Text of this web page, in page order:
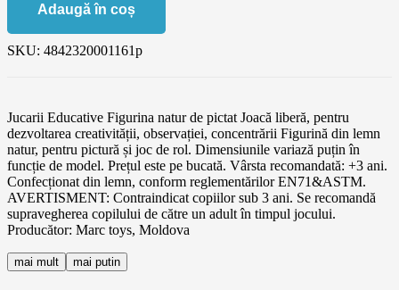
Adaugă în coș
SKU: 4842320001161p
Jucarii Educative Figurina natur de pictat Joacă liberă, pentru
dezvoltarea creativității, observației, concentrării Figurină din lemn
natur, pentru pictură și joc de rol. Dimensiunile variază puțin în
funcție de model. Prețul este pe bucată. Vârsta recomandată: +3 ani.
Confecționat din lemn, conform reglementărilor EN71&ASTM.
AVERTISMENT: Contraindicat copiilor sub 3 ani. Se recomandă
supravegherea copilului de către un adult în timpul jocului.
Producător: Marc toys, Moldova
mai mult mai putin